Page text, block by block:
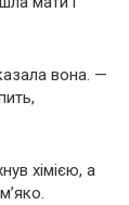
вона. —
хімією, а